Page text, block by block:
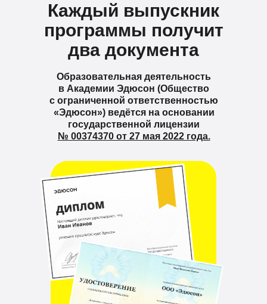
Каждый выпускник
программы получит
два документа
Образовательная деятельность
в Академии Эдюсон (Общество
с ограниченной ответственностью
«Эдюсон») ведётся на основании
государственной лицензии
№ 00374370 от 27 мая 2022 года.